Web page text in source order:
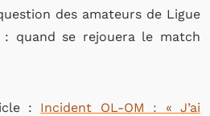
des amateurs de Ligue
: quand se rejouera le match
: Incident OL-OM : « J’ai